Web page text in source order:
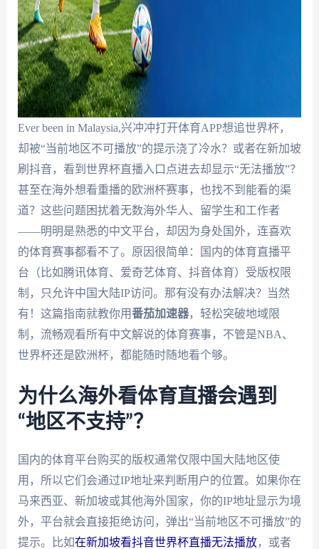
Ever been in Malaysia,兴冲冲打开体育APP想追世界杯，
却被“当前地区不可播放”的提示浇了冷水？或者在新加坡
刷抖音，看到世界杯直播入口点进去却显示“无法播放”？
甚至在海外想看重播的欧洲杯赛事，也找不到能看的渠
道？这些问题困扰着无数海外华人、留学生和工作者
——明明是熟悉的中文平台，却因为身处国外，连喜欢
的体育赛事都看不了。原因很简单：国内的体育直播平
台（比如腾讯体育、爱奇艺体育、抖音体育）受版权限
制，只允许中国大陆IP访问。那有没有办法解决？当然
有！这篇指南就教你用番茄加速器，轻松突破地域限
制，流畅观看所有中文解说的体育赛事，不管是NBA、
世界杯还是欧洲杯，都能随时随地看个够。
为什么海外看体育直播会遇到
“地区不支持”？
国内的体育平台购买的版权通常仅限中国大陆地区使
用，所以它们会通过IP地址来判断用户的位置。如果你在
马来西亚、新加坡或其他海外国家，你的IP地址显示为境
外，平台就会直接拒绝访问，弹出“当前地区不可播放”的
提示。比如在新加坡看抖音世界杯直播无法播放，或者